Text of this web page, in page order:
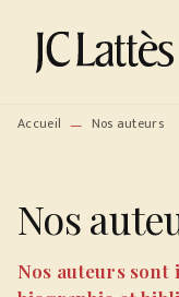
MENU
PIED DE PAGE
Accueil — Nos auteurs
Nos
Nos auteurs sont